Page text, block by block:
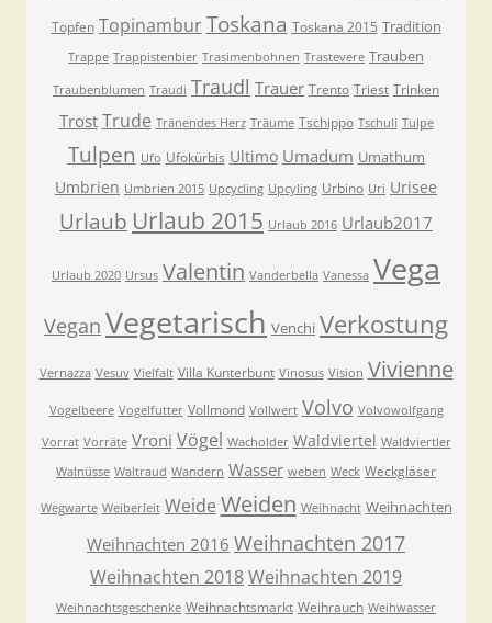
Topfen Topinambur Toskana Toskana 2015 Tradition
Trappe Trappistenbier Trasimenbohnen Trastevere Trauben
Traubenblumen Traudi Traudl Trauer Trento Triest Trinken
Trost Trude Tränendes Herz Träume Tschippo Tschuli Tulpe
Tulpen Ufo Ufokürbis Ultimo Umadum Umathum
Umbrien Umbrien 2015 Upcycling Upcyling Urbino Uri Urisee
Urlaub Urlaub 2015 Urlaub 2016 Urlaub2017
Urlaub 2020 Ursus Valentin Vanderbella Vanessa Vega
Vegan Vegetarisch Venchi Verkostung
Vernazza Vesuv Vielfalt Villa Kunterbunt Vinosus Vision Vivienne
Vogelbeere Vogelfutter Vollmond Vollwert Volvo Volvowolfgang
Vorrat Vorräte Vroni Vögel Wacholder Waldviertel Waldviertler
Walnüsse Waltraud Wandern Wasser weben Weck Weckgläser
Wegwarte Weiberleit Weide Weiden Weihnacht Weihnachten
Weihnachten 2016 Weihnachten 2017
Weihnachten 2018Weihnachten 2019
Weihnachtsgeschenke Weihnachtsmarkt Weihrauch Weihwasser